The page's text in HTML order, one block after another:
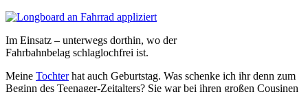
Im Einsatz – unterwegs dorthin, wo der
Fahrbahnbelag schlaglochfrei ist.
Meine Tochterhat auch Geburtstag. Was schenke ich ihr denn zum
Beginn des Teenager-Zeitalters? Sie war bei ihren großen Cousinen